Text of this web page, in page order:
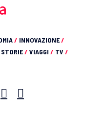
/ INNOVAZIONE/
STORIE/ VIAGGI / TV /